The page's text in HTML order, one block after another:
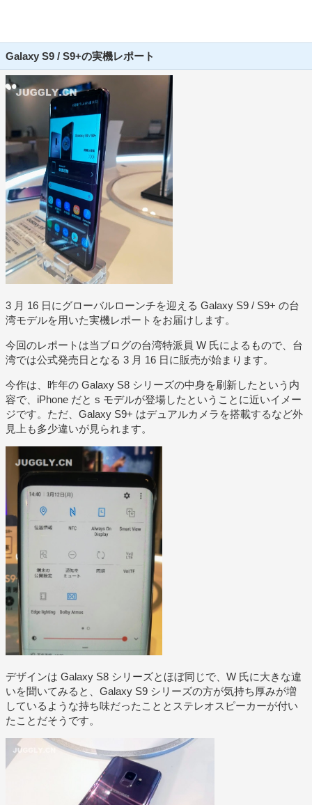
Galaxy S9 / S9+の実機レポート
3 月 16 日にグローバルローンチを迎える Galaxy S9 / S9+ の台
湾モデルを用いた実機レポートをお届けします。
今回のレポートは当ブログの台湾特派員 W 氏によるもので、台
湾では公式発売日となる 3 月 16 日に販売が始まります。
今作は、昨年の Galaxy S8 シリーズの中身を刷新したという内
容で、iPhone だと s モデルが登場したということに近いイメー
ジです。ただ、Galaxy S9+ はデュアルカメラを搭載するなど外
見上も多少違いが見られます。
デザインは Galaxy S8 シリーズとほぼ同じで、W 氏に大きな違
いを聞いてみると、Galaxy S9 シリーズの方が気持ち厚みが増
しているような持ち味だったこととステレオスピーカーが付い
たことだそうです。